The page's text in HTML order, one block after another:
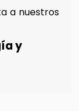
a nuestros
y